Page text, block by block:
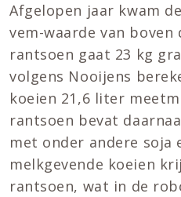
Afgelopen jaar kwam
vem-waarde van boven
rantsoen gaat 23 kg
volgens Nooijens
koeien 21,6 liter
rantsoen bevat
met onder andere soja
melkgevende koeien
rantsoen, wat in de